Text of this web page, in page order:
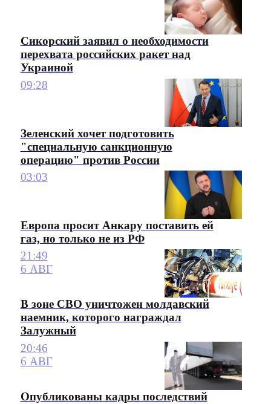
Сикорский заявил о необходимости
перехвата российских ракет над
Украиной
09:28
Зеленский хочет подготовить
"специальную санкционную
операцию" против России
03:03
Европа просит Анкару поставить ей
газ, но только не из РФ
21:49
6 АВГ
В зоне СВО уничтожен молдавский
наемник, которого награждал
Залужный
20:46
6 АВГ
Опубликованы кадры последствий